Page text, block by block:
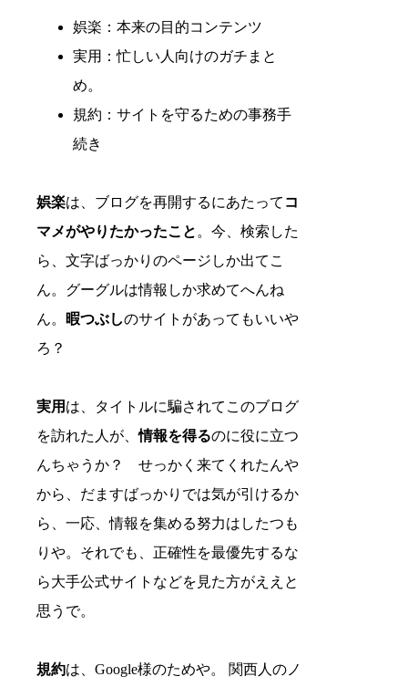
娯楽：本来の目的コンテンツ
実用：忙しい人向けのガチまと
め。
規約：サイトを守るための事務手
続き
娯楽は、ブログを再開するにあたって コ
マメがやりたかったこと 。今、検索した
ら、文字ばっかりのページしか出てこ
ん。グーグルは情報しか求めてへんね
ん。
暇つぶしのサイトがあってもいいや
ろ？
実用 は、タイトルに騙されてこのブログ
を訪れた人が、情報を得るのに役に立つ
んちゃうか？ せっかく来てくれたんや
から、だますばっかりでは気が引けるか
ら、一応、情報を集める努力はしたつも
りや。それでも、正確性を最優先するな
ら大手公式サイトなどを見た方がええと
思うで。
規約は、Google様のためや。 関西人のノ